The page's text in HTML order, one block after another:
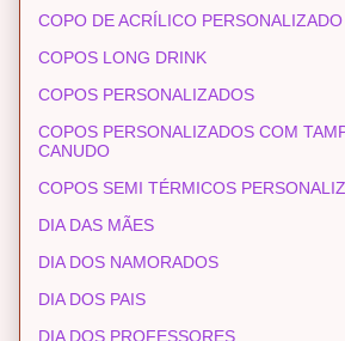
COPO DE ACRÍLICO PERSONALIZADO
COPOS LONG DRINK
COPOS PERSONALIZADOS
COPOS PERSONALIZADOS COM
CANUDO
COPOS SEMI TÉRMICOS
DIA DAS MÃES
DIA DOS NAMORADOS
DIA DOS PAIS
DIA DOS PROFESSORES